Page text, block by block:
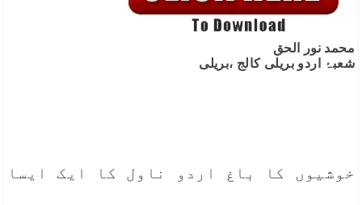
محمد نور الحق
شعبۂ اردو بریلی کالج ،بریلی
خوشیوں کا باغ اردو ناول کا ایک ایسا